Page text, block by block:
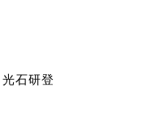
石研登